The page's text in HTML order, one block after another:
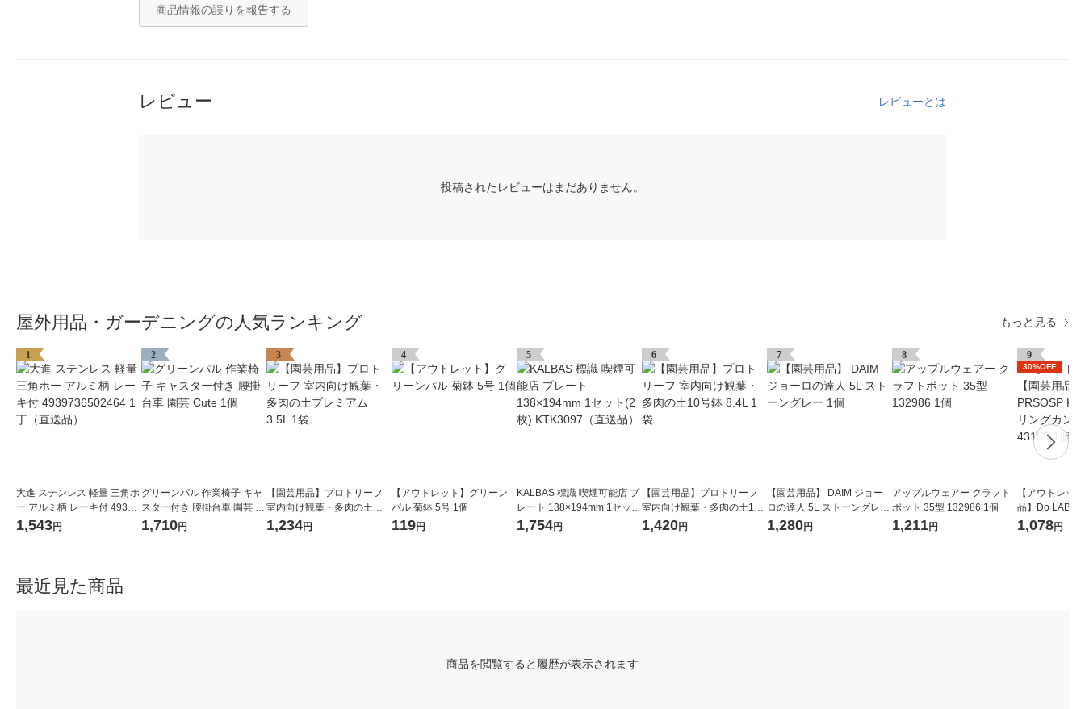
商品情報の誤りを報告する
レビュー レビューとは
投稿されたレビューはまだありません。
屋外用品・ガーデニングの人気ランキング もっと見る
1
大進 ステンレス 軽量 三角ホ
ー アルミ柄 レーキ付 49397
36502464 1丁（直送品）
1,543円
2
グリーンパル 作業椅子 キャ
スター付き 腰掛台車 園芸 C
ute 1個
1,710円
3
【園芸用品】プロトリーフ
室内向け観葉・多肉の土プ
レミアム 3.5L 1袋
1,234円
4
【アウトレット】グリーン
パル 菊鉢 5号 1個
119円
5
KALBAS 標識 喫煙可能店 プ
レート 138×194mm 1セット
(2枚) KTK3097（直送品）
1,754円
6
【園芸用品】プロトリーフ
室内向け観葉・多肉の土10
号鉢 8.4L 1袋
1,420円
7
【園芸用品】 DAIM ジョー
ロの達人 5L ストーングレー
1個
1,280円
8
アップルウェアー クラフト
ポット 35型 132986 1個
1,211円
9
30%OFF
【アウトレッ
品】Do LABO
NI ウォータリ
1,078円
最近見た商品
商品を閲覧すると履歴が表示されます